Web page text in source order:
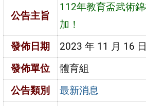
公告主旨
112年教育盃武術
加！
發佈日期
2023 年 11 月 16 日
發佈單位
體育組
公告類別
最新消息